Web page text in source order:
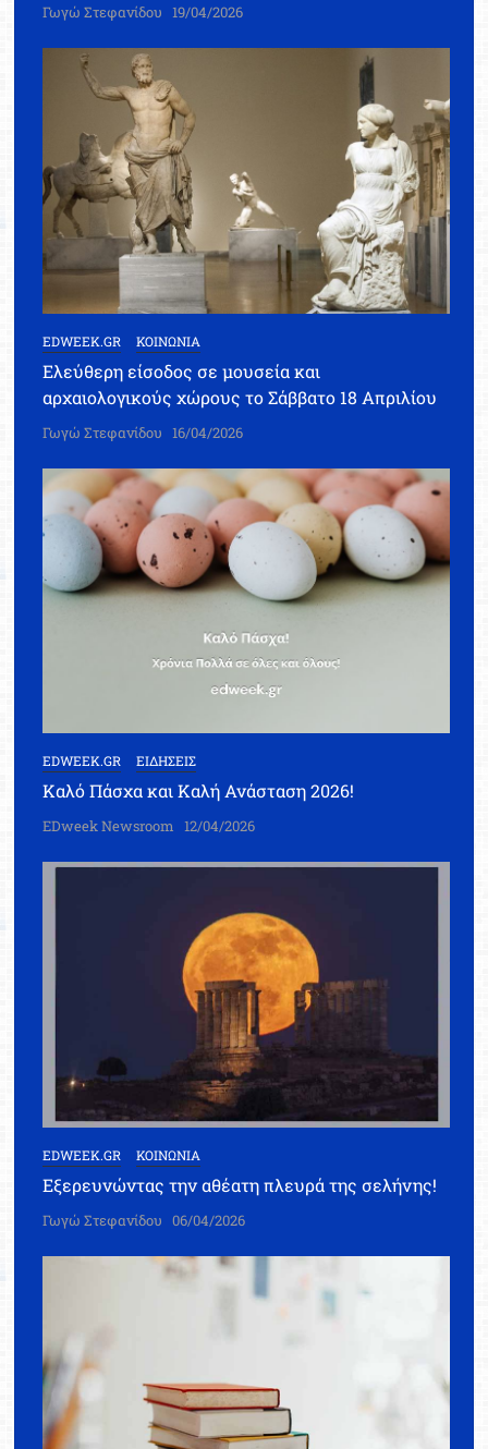
Γωγώ Στεφανίδου 19/04/2026
EDWEEK.GR ΚΟΙΝΩΝΙΑ
Ελεύθερη είσοδος σε μουσεία και
αρχαιολογικούς χώρους το Σάββατο 18 Απριλίου
Γωγώ Στεφανίδου 16/04/2026
EDWEEK.GR ΕΙΔΗΣΕΙΣ
Καλό Πάσχα και Καλή Ανάσταση 2026!
EDweek Newsroom 12/04/2026
EDWEEK.GR ΚΟΙΝΩΝΙΑ
Εξερευνώντας την αθέατη πλευρά της σελήνης!
Γωγώ Στεφανίδου 06/04/2026